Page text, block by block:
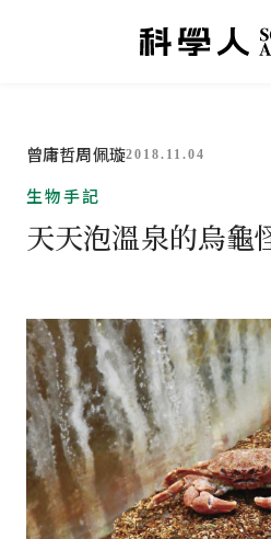
曾庸哲周佩璇2018.11.04
生物手記
天天泡溫泉的烏龜